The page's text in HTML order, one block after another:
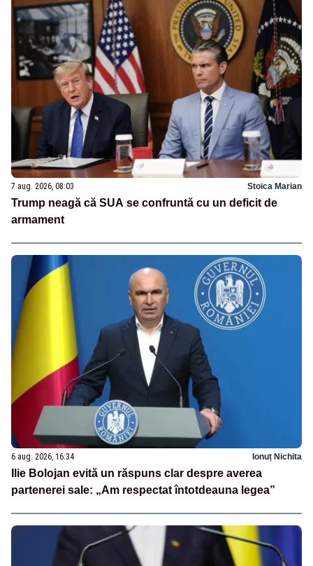
7 aug. 2026, 08:03 Stoica Marian
Trump neagă că SUA se confruntă cu un deficit de
armament
6 aug. 2026, 16:34 Ionuț Nichita
Ilie Bolojan evită un răspuns clar despre averea
partenerei sale: „Am respectat întotdeauna legea”